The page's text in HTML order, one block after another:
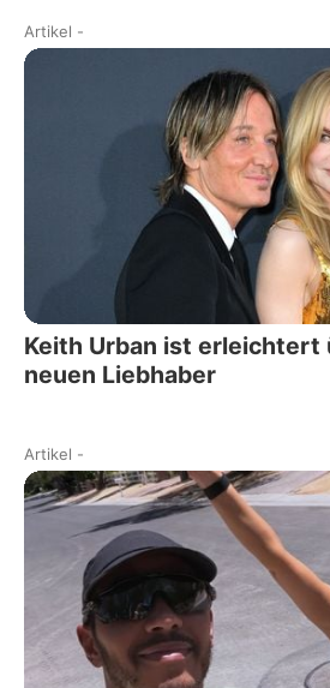
Artikel -
Keith Urban ist erleichtert
neuen Liebhaber
Artikel -